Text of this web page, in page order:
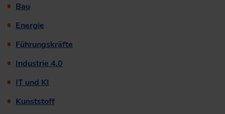
Bau
Energie
Führungskräfte
Industrie 4.0
IT und KI
Kunststoff